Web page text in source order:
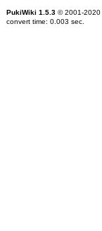
PukiWiki 1.5.3© 2001-2020
convert time: 0.003 sec.